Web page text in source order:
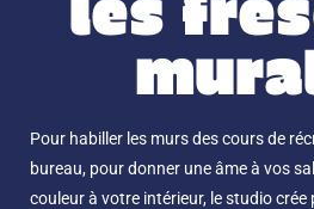
Pour habiller les murs des cours de
bureau, pour donner une âme à vos
couleur à votre intérieur, le studio